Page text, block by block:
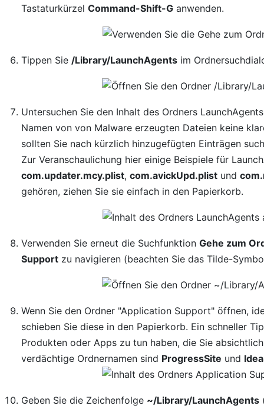
TastaturkürzelCommand-Shift-G anwenden.
Tippen Sie /Library/LaunchAgents im
Untersuchen Sie den Inhalt des Ordners
Namen von von Malware erzeugten Dateien keine
sollten Sie nach kürzlich hinzugefügten Einträgen
Zur Veranschaulichung hier einige Beispiele für
com.updater.mcy.plist,com.avickUpd.plist und
gehören, ziehen Sie sie einfach in den Papierkorb.
Verwenden Sie erneut die SuchfunktionGehe zum
Support zu navigieren (beachten Sie das Tilde-
Wenn Sie den Ordner "Application Support" öffnen,
schieben Sie diese in den Papierkorb. Ein schneller
Produkten oder Apps zu tun haben, die Sie
verdächtige Ordnernamen sind ProgressSite und
Geben Sie die Zeichenfolge ~/Library/LaunchAgents